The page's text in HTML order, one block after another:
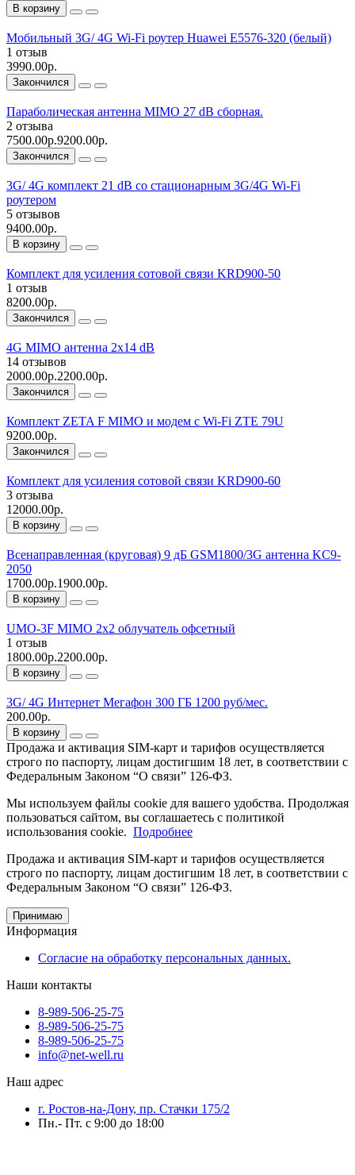
В корзину
Мобильный 3G/ 4G Wi-Fi роутер Huawei E5576-320 (белый)
1 отзыв
3990.00р.
Закончился
Параболическая антенна MIMO 27 dB сборная.
2 отзыва
7500.00р.9200.00р.
Закончился
3G/ 4G комплект 21 dB со стационарным 3G/4G Wi-Fi
роутером
5 отзывов
9400.00р.
В корзину
Комплект для усиления сотовой связи KRD900-50
1 отзыв
8200.00р.
Закончился
4G MIMO антенна 2x14 dB
14 отзывов
2000.00р.2200.00р.
Закончился
Комплект ZETA F MIMO и модем c Wi-Fi ZTE 79U
9200.00р.
Закончился
Комплект для усиления сотовой связи KRD900-60
3 отзыва
12000.00р.
В корзину
Всенаправленная (круговая) 9 дБ GSM1800/3G антенна KC9-
2050
1700.00р.1900.00р.
В корзину
UMO-3F MIMO 2x2 облучатель офсетный
1 отзыв
1800.00р.2200.00р.
В корзину
3G/ 4G Интернет Мегафон 300 ГБ 1200 руб/мес.
200.00р.
В корзину
Продажа и активация SIM-карт и тарифов осуществляется
строго по паспорту, лицам достигшим 18 лет, в соответствии с
Федеральным Законом “О связи” 126-ФЗ.
Мы используем файлы cookie для вашего удобства. Продолжая
пользоваться сайтом, вы соглашаетесь с политикой
использования cookie. Подробнее
Продажа и активация SIM-карт и тарифов осуществляется
строго по паспорту, лицам достигшим 18 лет, в соответствии с
Федеральным Законом “О связи” 126-ФЗ.
Принимаю
Информация
Согласие на обработку персональных данных.
Наши контакты
8-989-506-25-75
8-989-506-25-75
8-989-506-25-75
info@net-well.ru
Наш адрес
г. Ростов-на-Дону, пр. Стачки 175/2
Пн.- Пт. с 9:00 до 18:00